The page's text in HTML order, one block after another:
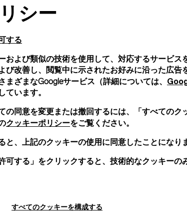
シー
する
および類似の技術を使用して、対応するサービス
び改善し、閲覧中に示されたお好みに沿った広告
ざまなGoogleサービス（詳細については、
ています。
の同意を変更または撤回するには、「すべてのク
クッキーポリシーをご覧ください。
と、上記のクッキーの使用に同意したことになり
可する」をクリックすると、技術的なクッキーの
すべてのクッキーを構成する